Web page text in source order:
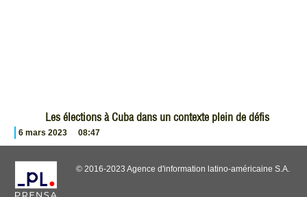
Les élections à Cuba dans un contexte plein de défis
6 mars 2023 08:47
© 2016-2023 Agence d'information latino-américaine S.A.